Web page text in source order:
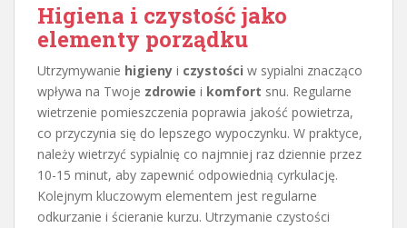
Higiena i czystość jako
elementy porządku
Utrzymywanie higieny i czystości w sypialni znacząco
wpływa na Twoje zdrowie i komfort snu. Regularne
wietrzenie pomieszczenia poprawia jakość powietrza,
co przyczynia się do lepszego wypoczynku. W praktyce,
należy wietrzyć sypialnię co najmniej raz dziennie przez
10-15 minut, aby zapewnić odpowiednią cyrkulację.
Kolejnym kluczowym elementem jest regularne
odkurzanie i ścieranie kurzu. Utrzymanie czystości